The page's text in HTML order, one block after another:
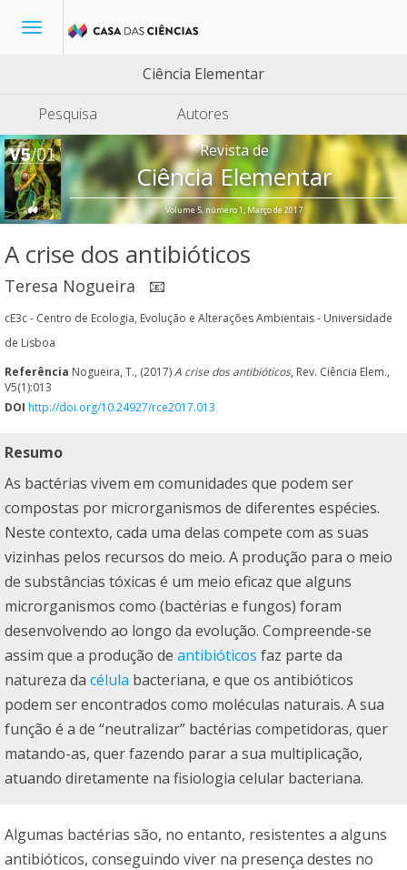
Toggle
Ciência Elementar
Pesquisa
Autores
Revista de
Ciência Elementar
Volume 5, número 1, Março de 2017
A crise dos antibióticos
Teresa Nogueira 📧
cE3c - Centro de Ecologia, Evolução e Alterações Ambientais - Universidade
de Lisboa
Referência Nogueira, T., (2017)A crise dos antibióticos, Rev. Ciência Elem.,
V5(1):013
DOI http://doi.org/10.24927/rce2017.013
Resumo
As bactérias vivem em comunidades que podem ser
compostas por microrganismos de diferentes espécies.
Neste contexto, cada uma delas compete com as suas
vizinhas pelos recursos do meio. A produção para o meio
de substâncias tóxicas é um meio eficaz que alguns
microrganismos como (bactérias e fungos) foram
desenvolvendo ao longo da evolução. Compreende-se
assim que a produção de antibióticos faz parte da
natureza da célula bacteriana, e que os antibióticos
podem ser encontrados como moléculas naturais. A sua
função é a de “neutralizar” bactérias competidoras, quer
matando-as, quer fazendo parar a sua multiplicação,
atuando diretamente na fisiologia celular bacteriana.
Algumas bactérias são, no entanto, resistentes a alguns
antibióticos, conseguindo viver na presença destes no